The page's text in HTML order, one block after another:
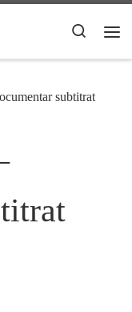
Search
subtitrat